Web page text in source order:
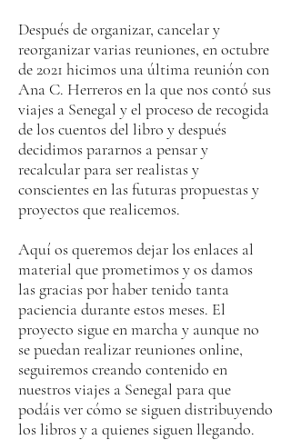
Después de organizar, cancelar y
reorganizar varias reuniones, en octubre
de 2021 hicimos una última reunión con
Ana C. Herreros en la que nos contó sus
viajes a Senegal y el proceso de recogida
de los cuentos del libro y después
decidimos pararnos a pensar y
recalcularpara ser realistas y
conscientes en las futuras propuestas y
proyectos que realicemos.
Aquí os queremos dejar los enlaces al
material que prometimos y os damos
las gracias por haber tenido tanta
paciencia durante estos meses. El
proyecto sigue en marcha y aunque no
se puedan realizar reuniones online,
seguiremos creando contenido en
nuestros viajes a Senegal para que
podáis ver cómo se siguen distribuyendo
los libros y a quienes siguen llegando.